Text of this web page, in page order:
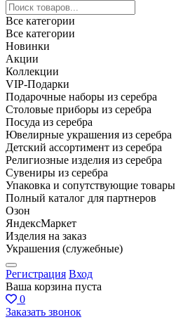
Все категории
Все категории
Новинки
Акции
Коллекции
VIP-Подарки
Подарочные наборы из серебра
Столовые приборы из серебра
Посуда из серебра
Ювелирные украшения из серебра
Детский ассортимент из серебра
Религиозные изделия из серебра
Сувениры из серебра
Упаковка и сопутствующие товары
Полный каталог для партнеров
Озон
ЯндексМаркет
Изделия на заказ
Украшения (служебные)
Регистрация Вход
Ваша корзина пуста
0
Заказать звонок